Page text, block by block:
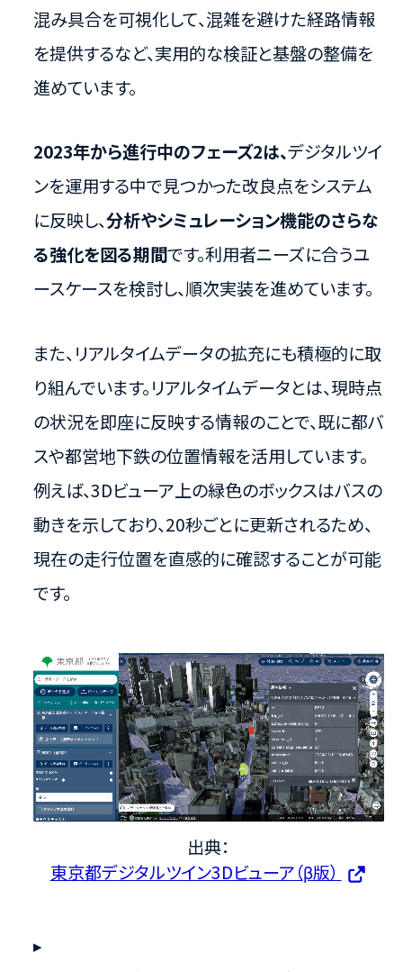
混み具合を可視化して、混雑を避けた経路情報
を提供するなど、実用的な検証と基盤の整備を
進めています。
2023年から進行中のフェーズ2は、デジタルツイ
ンを運用する中で見つかった改良点をシステム
に反映し、分析やシミュレーション機能のさらな
る強化を図る期間です。利用者ニーズに合うユ
ースケースを検討し、順次実装を進めています。
また、リアルタイムデータの拡充にも積極的に取
り組んでいます。リアルタイムデータとは、現時点
の状況を即座に反映する情報のことで、既に都バ
スや都営地下鉄の位置情報を活用しています。
例えば、3Dビューア上の緑色のボックスはバスの
動きを示しており、20秒ごとに更新されるため、
現在の走行位置を直感的に確認することが可能
です。
出典：
東京都デジタルツイン3Dビューア（β版）
▸